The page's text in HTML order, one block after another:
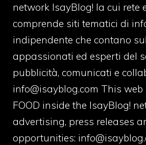
network IsayBlog! la cui rete
comprende siti tematici di
indipendente che contano
appassionati ed esperti del
pubblicità, comunicati e
info@isayblog.com This web
FOOD inside the IsayBlog!
advertising, press releases
opportunities: